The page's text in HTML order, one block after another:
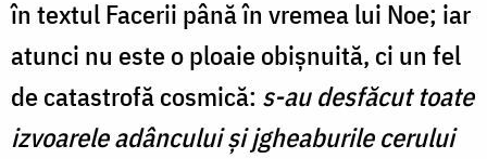
în textul Facerii până în vremea lui Noe; iar
atunci nu este o ploaie obişnuită, ci un fel
de catastrofă cosmică: s-au desfăcut toate
izvoarele adâncului şi jgheaburile cerului